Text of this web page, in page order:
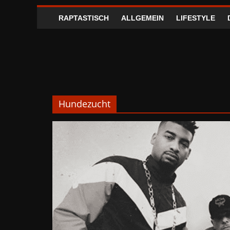
RAPTASTISCH ALLGEMEIN LIFESTYLE
Hundezucht